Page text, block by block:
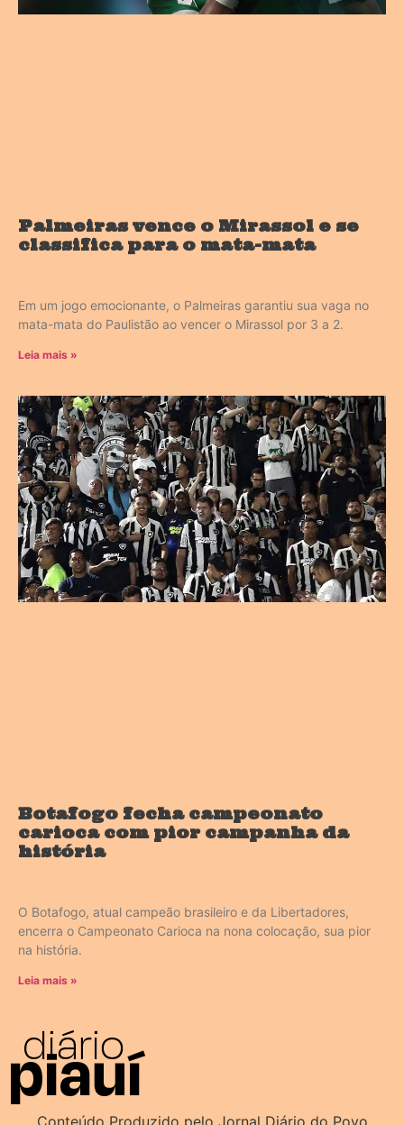
Palmeiras vence o Mirassol e se
classifica para o mata-mata
Em um jogo emocionante, o Palmeiras garantiu sua vaga no
mata-mata do Paulistão ao vencer o Mirassol por 3 a 2.
Leia mais »
Botafogo fecha campeonato
carioca com pior campanha da
história
O Botafogo, atual campeão brasileiro e da Libertadores,
encerra o Campeonato Carioca na nona colocação, sua pior
na história.
Leia mais »